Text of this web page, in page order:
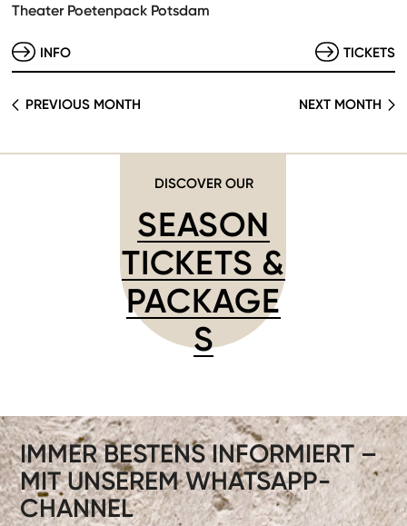
Theater Poetenpack Potsdam
INFO TICKETS
PREVIOUS MONTH NEXT MONTH
DISCOVER OUR
SEASON
TICKETS &
PACKAGE
S
IMMER BESTENS INFORMIERT –
MIT UNSEREM WHATSAPP-
CHANNEL